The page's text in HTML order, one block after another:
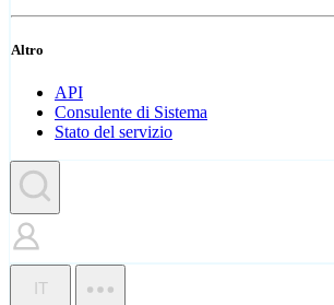
Altro
API
Consulente di Sistema
Stato del servizio
IT